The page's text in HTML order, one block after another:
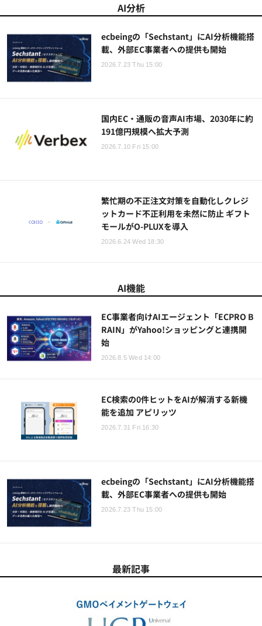
AI分析
ecbeingの「Sechstant」にAI分析機能搭
載、外部EC事業者への提供も開始
2026.7.23 Thu 15:00
国内EC・通販の音声AI市場、2030年に約
191億円規模へ拡大予測
2026.7.10 Fri 15:00
繁忙期の不正注文対策を自動化しクレジ
ットカード不正利用を未然に防止 ギフト
モールがO-PLUXを導入
2026.6.24 Wed 18:30
AI機能
EC事業者向けAIエージェント「ECPRO B
RAIN」がYahoo!ショッピングと連携開
始
2026.8.5 Wed 14:00
EC検索の0件ヒットをAIが解消する新機
能を追加 アピリッツ
2026.7.31 Fri 16:30
ecbeingの「Sechstant」にAI分析機能搭
載、外部EC事業者への提供も開始
2026.7.23 Thu 15:00
最新記事